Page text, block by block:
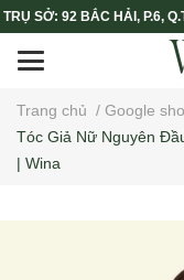
TRỤ SỞ: 92 BẮC HẢI, P.6,
Trang chủ / Google
Tóc Giả Nữ Nguyên
| Wina